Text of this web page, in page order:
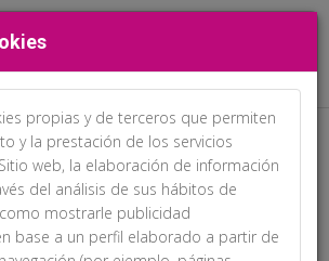
propias y de terceros que permiten
y la prestación de los servicios
web, la elaboración de información
del análisis de sus hábitos de
mostrarle publicidad
base a un perfil elaborado a partir de